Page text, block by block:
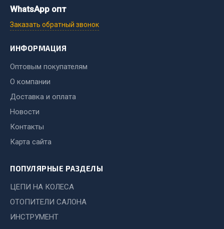
Система выпуска газа
Система охлаждения
Рулевое управление
Весь раздел
Двигатель
Подвеска
Система питания
Система выпуска газа
WhatsApp опт
Заказать обратный звонок
ИНФОРМАЦИЯ
Оптовым покупателям
О компании
Доставка и оплата
Новости
Контакты
Карта сайта
ПОПУЛЯРНЫЕ РАЗДЕЛЫ
ЦЕПИ НА КОЛЕСА
ОТОПИТЕЛИ САЛОНА
ИНСТРУМЕНТ